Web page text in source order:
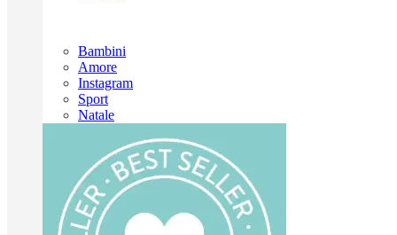
Bambini
Amore
Instagram
Sport
Natale